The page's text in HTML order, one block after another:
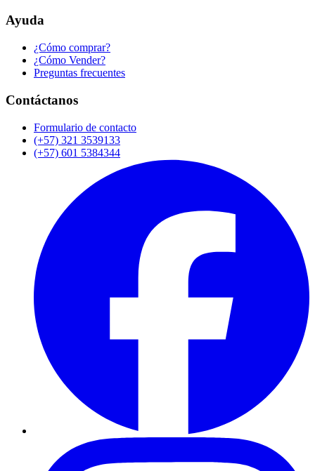
Ayuda
¿Cómo comprar?
¿Cómo Vender?
Preguntas frecuentes
Contáctanos
Formulario de contacto
(+57) 321 3539133
(+57) 601 5384344